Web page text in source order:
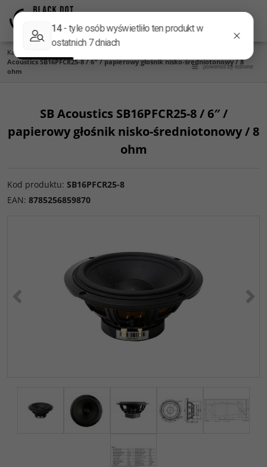
MenuPanelLang
Kategoria główna
Acoustics SB16PFCR25-8 / 6″ / papierowy głośnik nisko-średniotonowy / 8
ohm
SB Acoustics SB16PFCR25-8 / 6″ /
papierowy głośnik nisko-średniotonowy / 8
ohm
Kod produktu: SB16PFCR25-8
EAN: 8785256859870
<